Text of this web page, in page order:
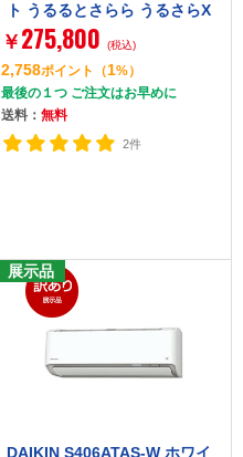
ト うるるとさらら うるさらX
RXシリーズ [エアコン (主に26
畳用・単相200V)]
￥ 275,800 (税込)
2,758ポイント （1%）
最後の１つ ご注文はお早めに
送料： 無料
2件
展示品
DAIKIN S406ATAS-W ホワイ